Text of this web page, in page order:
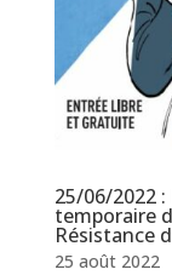
25/06/2022
temporaire
Résistance
25 août 2022